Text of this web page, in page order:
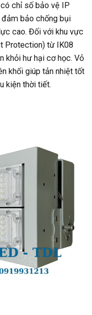
chỉ số bảo vệ IP
bảo chống bụi
cao. Đối với khu vực
Protection) từ IK08
khỏi hư hại cơ học. Vỏ
khối giúp tản nhiệt tốt
kiện thời tiết.